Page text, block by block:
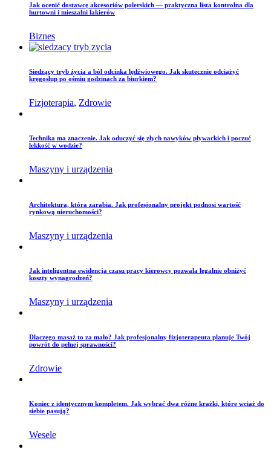
Jak ocenić dostawcę akcesoriów polerskich — praktyczna lista kontrolna dla
hurtowni i mieszalni lakierów
Biznes
Siedzący tryb życia a ból odcinka lędźwiowego. Jak skutecznie odciążyć
kręgosłup po ośmiu godzinach za biurkiem?
Fizjoterapia, Zdrowie
Technika ma znaczenie. Jak oduczyć się złych nawyków pływackich i poczuć
lekkość w wodzie?
Maszyny i urządzenia
Architektura, która zarabia. Jak profesjonalny projekt podnosi wartość
rynkową nieruchomości?
Maszyny i urządzenia
Jak inteligentna ewidencja czasu pracy kierowcy pozwala legalnie obniżyć
koszty wynagrodzeń?
Maszyny i urządzenia
Dlaczego masaż to za mało? Jak profesjonalny fizjoterapeuta planuje Twój
powrót do pełnej sprawności?
Zdrowie
Koniec z identycznym kompletem. Jak wybrać dwa różne krążki, które wciąż do
siebie pasują?
Wesele